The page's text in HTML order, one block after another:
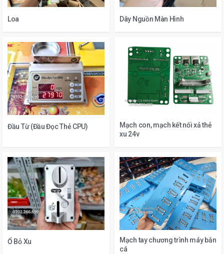
Loa Dây Nguồn Màn Hình
Đầu Từ (Đầu Đọc Thẻ CPU)
Mạch con, mạch kết nối xả thẻ
xu 24v
Ổ Bỏ Xu
Mạch tay chương trình máy bắn
cá